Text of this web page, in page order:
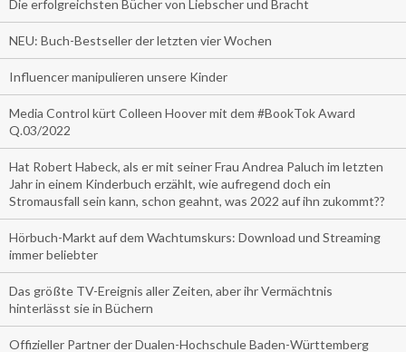
Die erfolgreichsten Bücher von Liebscher und Bracht
NEU: Buch-Bestseller der letzten vier Wochen
Influencer manipulieren unsere Kinder
Media Control kürt Colleen Hoover mit dem #BookTok Award
Q.03/2022
Hat Robert Habeck, als er mit seiner Frau Andrea Paluch im letzten
Jahr in einem Kinderbuch erzählt, wie aufregend doch ein
Stromausfall sein kann, schon geahnt, was 2022 auf ihn zukommt??
Hörbuch-Markt auf dem Wachtumskurs: Download und Streaming
immer beliebter
Das größte TV-Ereignis aller Zeiten, aber ihr Vermächtnis
hinterlässt sie in Büchern
Offizieller Partner der Dualen-Hochschule Baden-Württemberg